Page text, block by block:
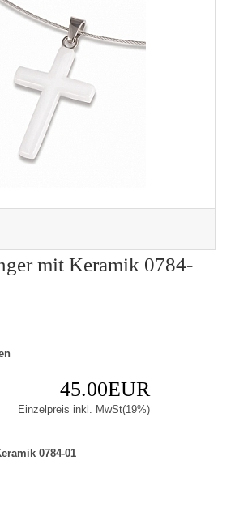
mit Keramik 0784-
45.00EUR
Einzelpreis inkl. MwSt(19%)
0784-01